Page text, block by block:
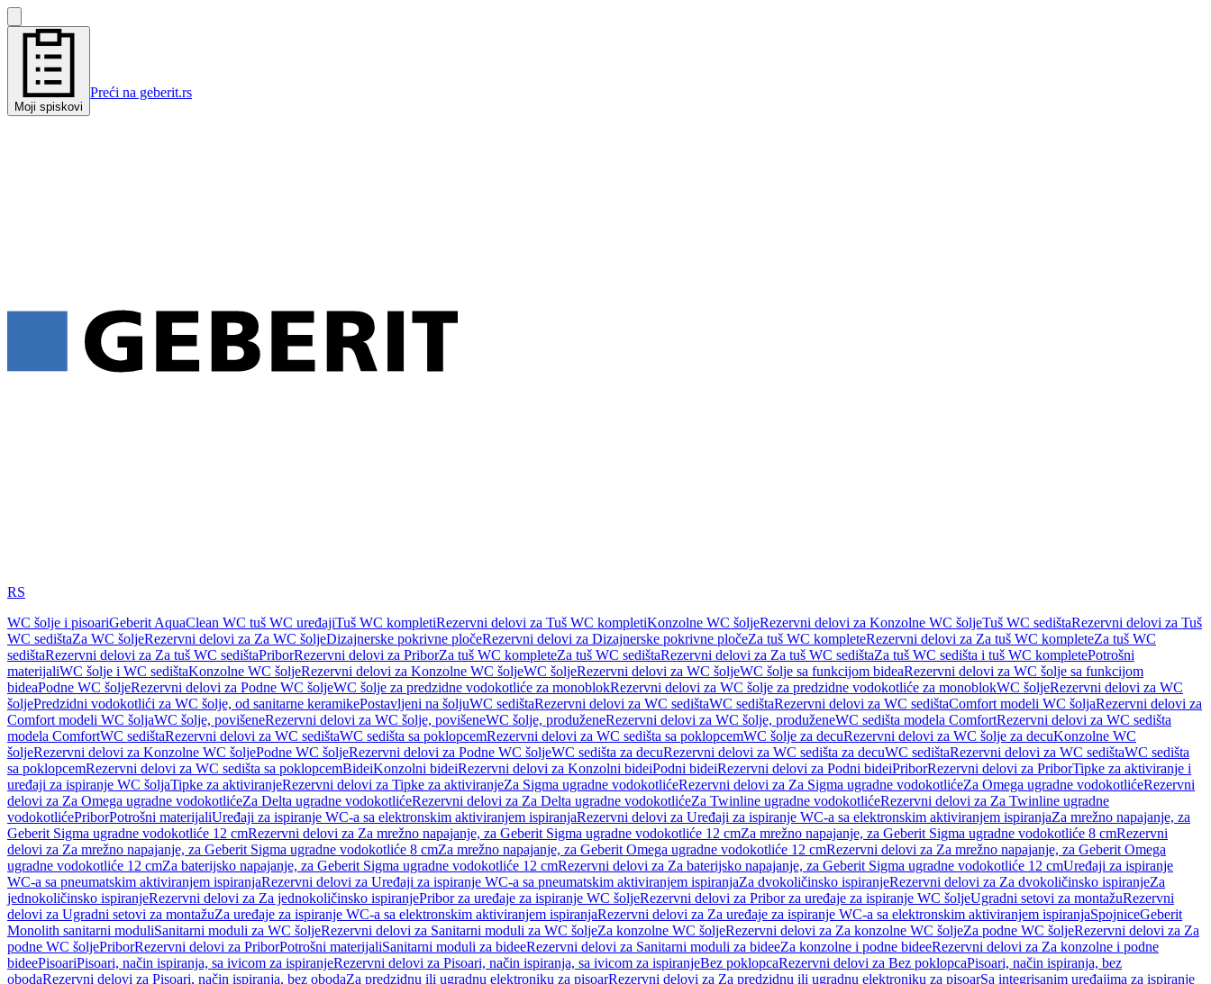
Moji spiskovi
Preći na geberit.rs
RS
WC šolje i pisoariGeberit AquaClean WC tuš WC uređajiTuš WC kompletiRezervni delovi za Tuš WC kompletiKonzolne WC šoljeRezervni delovi za Konzolne WC šoljeTuš WC sedištaRezervni delovi za Tuš
WC sedištaZa WC šoljeRezervni delovi za Za WC šoljeDizajnerske pokrivne pločeRezervni delovi za Dizajnerske pokrivne pločeZa tuš WC kompleteRezervni delovi za Za tuš WC kompleteZa tuš WC
sedištaRezervni delovi za Za tuš WC sedištaPriborRezervni delovi za PriborZa tuš WC kompleteZa tuš WC sedištaRezervni delovi za Za tuš WC sedištaZa tuš WC sedišta i tuš WC kompletePotrošni
materijaliWC šolje i WC sedištaKonzolne WC šoljeRezervni delovi za Konzolne WC šoljeWC šoljeRezervni delovi za WC šoljeWC šolje sa funkcijom bideaRezervni delovi za WC šolje sa funkcijom
bideaPodne WC šoljeRezervni delovi za Podne WC šoljeWC šolje za predzidne vodokotliće za monoblokRezervni delovi za WC šolje za predzidne vodokotliće za monoblokWC šoljeRezervni delovi za WC
šoljePredzidni vodokotlići za WC šolje, od sanitarne keramikePostavljeni na šoljuWC sedištaRezervni delovi za WC sedištaWC sedištaRezervni delovi za WC sedištaComfort modeli WC šoljaRezervni delovi za
Comfort modeli WC šoljaWC šolje, povišeneRezervni delovi za WC šolje, povišeneWC šolje, produženeRezervni delovi za WC šolje, produženeWC sedišta modela ComfortRezervni delovi za WC sedišta
modela ComfortWC sedištaRezervni delovi za WC sedištaWC sedišta sa poklopcemRezervni delovi za WC sedišta sa poklopcemWC šolje za decuRezervni delovi za WC šolje za decuKonzolne WC
šoljeRezervni delovi za Konzolne WC šoljePodne WC šoljeRezervni delovi za Podne WC šoljeWC sedišta za decuRezervni delovi za WC sedišta za decuWC sedištaRezervni delovi za WC sedištaWC sedišta
sa poklopcemRezervni delovi za WC sedišta sa poklopcemBideiKonzolni bideiRezervni delovi za Konzolni bideiPodni bideiRezervni delovi za Podni bideiPriborRezervni delovi za PriborTipke za aktiviranje i
uređaji za ispiranje WC šoljaTipke za aktiviranjeRezervni delovi za Tipke za aktiviranjeZa Sigma ugradne vodokotlićeRezervni delovi za Za Sigma ugradne vodokotlićeZa Omega ugradne vodokotlićeRezervni
delovi za Za Omega ugradne vodokotlićeZa Delta ugradne vodokotlićeRezervni delovi za Za Delta ugradne vodokotlićeZa Twinline ugradne vodokotlićeRezervni delovi za Za Twinline ugradne
vodokotlićePriborPotrošni materijaliUređaji za ispiranje WC-a sa elektronskim aktiviranjem ispiranjaRezervni delovi za Uređaji za ispiranje WC-a sa elektronskim aktiviranjem ispiranjaZa mrežno napajanje, za
Geberit Sigma ugradne vodokotliće 12 cmRezervni delovi za Za mrežno napajanje, za Geberit Sigma ugradne vodokotliće 12 cmZa mrežno napajanje, za Geberit Sigma ugradne vodokotliće 8 cmRezervni
delovi za Za mrežno napajanje, za Geberit Sigma ugradne vodokotliće 8 cmZa mrežno napajanje, za Geberit Omega ugradne vodokotliće 12 cmRezervni delovi za Za mrežno napajanje, za Geberit Omega
ugradne vodokotliće 12 cmZa baterijsko napajanje, za Geberit Sigma ugradne vodokotliće 12 cmRezervni delovi za Za baterijsko napajanje, za Geberit Sigma ugradne vodokotliće 12 cmUređaji za ispiranje
WC-a sa pneumatskim aktiviranjem ispiranjaRezervni delovi za Uređaji za ispiranje WC-a sa pneumatskim aktiviranjem ispiranjaZa dvokoličinsko ispiranjeRezervni delovi za Za dvokoličinsko ispiranjeZa
jednokoličinsko ispiranjeRezervni delovi za Za jednokoličinsko ispiranjePribor za uređaje za ispiranje WC šoljeRezervni delovi za Pribor za uređaje za ispiranje WC šoljeUgradni setovi za montažuRezervni
delovi za Ugradni setovi za montažuZa uređaje za ispiranje WC-a sa elektronskim aktiviranjem ispiranjaRezervni delovi za Za uređaje za ispiranje WC-a sa elektronskim aktiviranjem ispiranjaSpojniceGeberit
Monolith sanitarni moduliSanitarni moduli za WC šoljeRezervni delovi za Sanitarni moduli za WC šoljeZa konzolne WC šoljeRezervni delovi za Za konzolne WC šoljeZa podne WC šoljeRezervni delovi za Za
podne WC šoljePriborRezervni delovi za PriborPotrošni materijaliSanitarni moduli za bideeRezervni delovi za Sanitarni moduli za bideeZa konzolne i podne bideeRezervni delovi za Za konzolne i podne
bideePisoariPisoari, način ispiranja, sa ivicom za ispiranjeRezervni delovi za Pisoari, način ispiranja, sa ivicom za ispiranjeBez poklopcaRezervni delovi za Bez poklopcaPisoari, način ispiranja, bez
obodaRezervni delovi za Pisoari, način ispiranja, bez obodaZa predzidnu ili ugradnu elektroniku za pisoarRezervni delovi za Za predzidnu ili ugradnu elektroniku za pisoarSa integrisanim uređajima za ispiranje